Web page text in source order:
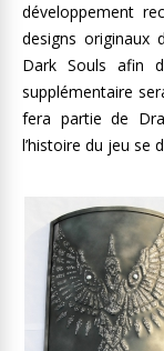
développement
designs originaux
Dark Souls afin
supplémentaire
fera partie de
l’histoire du jeu se